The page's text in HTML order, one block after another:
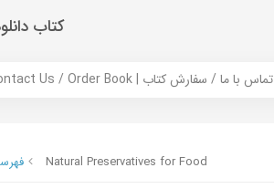
کتاب
Contact Us / Order Book | تماس با ما / سفارش کتاب
Natural Preservatives for Food